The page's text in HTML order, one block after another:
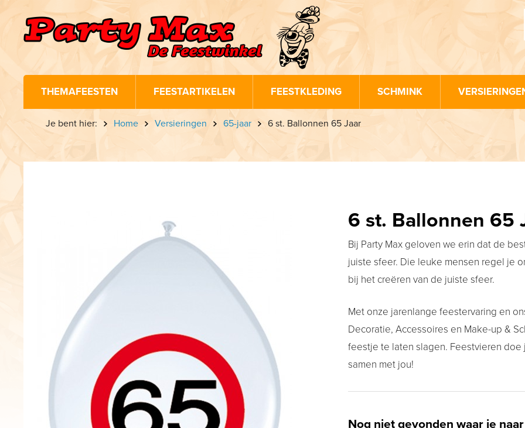
THEMAFEESTEN FEESTARTIKELEN FEESTKLEDING SCHMINK
Je bent hier: Home Versieringen 65-jaar 6 st. Ballonnen 65 Jaar
6 st. Ballonnen 65
Bij Party Max geloven we erin dat de
juiste sfeer. Die leuke mensen regel je
bij het creëren van de juiste sfeer.
Met onze jarenlange feestervaring en
Decoratie, Accessoires en Make-up &
feestje te laten slagen. Feestvieren doe
samen met jou!
Nog niet gevonden waar je